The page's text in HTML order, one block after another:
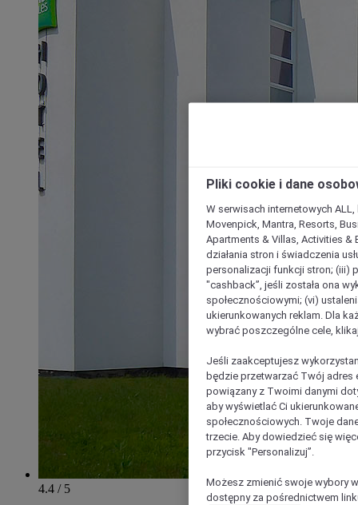
4.4 / 5
Pliki cookie i dane
W serwisach internetowych
Movenpick, Mantra, Resorts,
Apartments & Villas, Activities &
działania stron i świadczenia
personalizacji funkcji stron; (iii)
"cashback”, jeśli została ona
społecznościowymi; (vi)
ukierunkowanych reklam. Dla
wybrać poszczególne cele,
Jeśli zaakceptujesz
będzie przetwarzać Twój adres
powiązany z Twoimi danymi
aby wyświetlać Ci
społecznościowych. Twoje
trzecie. Aby dowiedzieć się
przycisk "Personalizuj”.
Możesz zmienić swoje wybory
dostępny za pośrednictwem